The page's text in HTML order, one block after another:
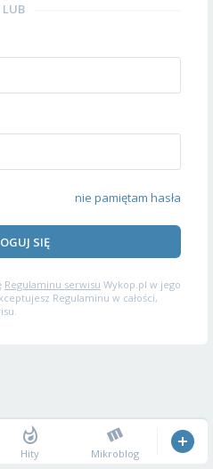
LUB
nie pamiętam hasła
SIĘ
Regulaminu serwisu Wykop.pl w jego
Regulaminu w całości,
Hity Mikroblog